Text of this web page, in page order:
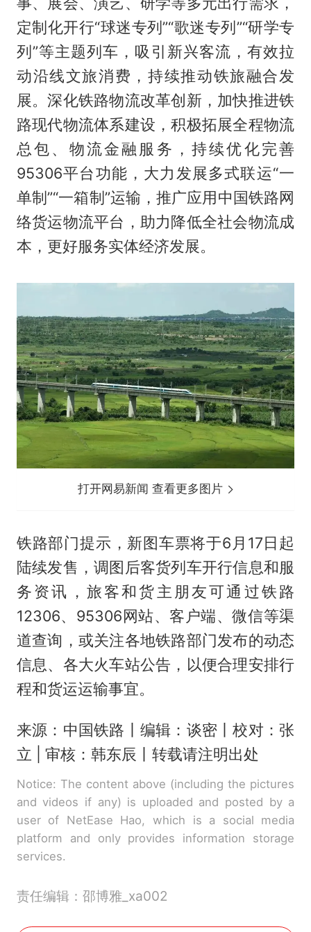
定制化开行“球迷专列”“歌迷专列”“研学专
列”等主题列车，吸引新兴客流，有效拉
动沿线文旅消费，持续推动铁旅融合发
展。深化铁路物流改革创新，加快推进铁
路现代物流体系建设，积极拓展全程物流
总包、物流金融服务，持续优化完善
95306平台功能，大力发展多式联运“一
单制”“一箱制”运输，推广应用中国铁路网
络货运物流平台，助力降低全社会物流成
本，更好服务实体经济发展。
打开网易新闻 查看更多图片
铁路部门提示，新图车票将于6月17日起
陆续发售，调图后客货列车开行信息和服
务资讯，旅客和货主朋友可通过铁路
12306、95306网站、客户端、微信等渠
道查询，或关注各地铁路部门发布的动态
信息、各大火车站公告，以便合理安排行
程和货运运输事宜。
来源：中国铁路丨编辑：谈密丨校对：张
立 | 审核：韩东辰丨转载请注明出处
Notice: The content above (including the pictures
and videos if any) is uploaded and posted by a
user of NetEase Hao, which is a social media
platform and only provides information storage
services.
责任编辑：邵博雅_xa002